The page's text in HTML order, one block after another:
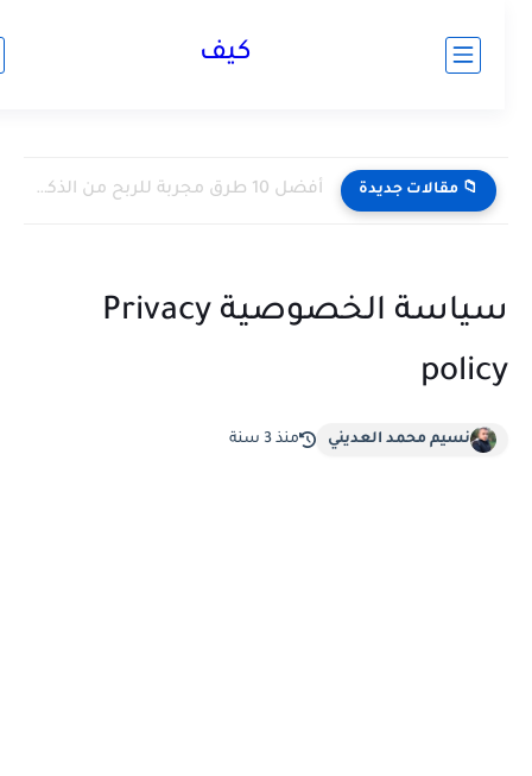
كيف
📁 مقالات جديدة أفضل 10 طرق مجربة للربح من الذكاء الاصطناعي (أرباح حقيقية)...
سياسة الخصوصية Privacy
نسيم محمد العديني منذ 3 سنة